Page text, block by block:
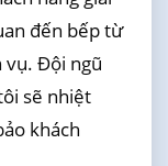
đến bếp từ
vụ. Đội ngũ
sẽ nhiệt
khách